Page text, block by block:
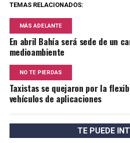
TEMAS RELACIONADOS:
MÁS ADELANTE
En abril Bahía será sede de un
medioambiente
NO TE PIERDAS
Taxistas se quejaron por la
vehículos de aplicaciones
TE PUEDE